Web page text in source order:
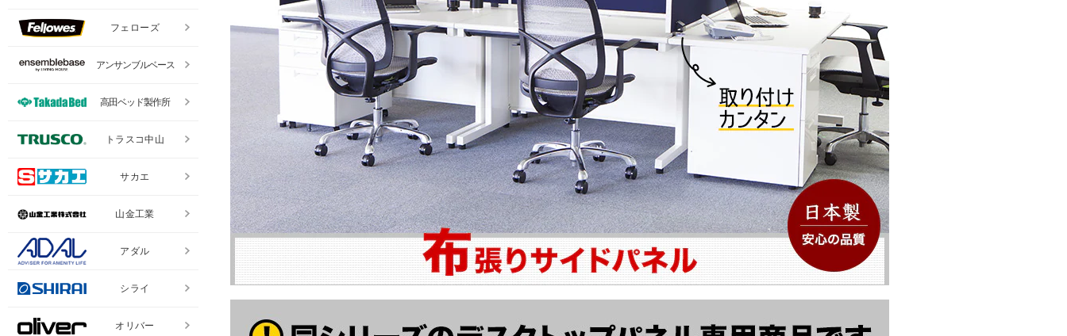
フェローズ
アンサンブルベース
高田ベッド製作所
トラスコ中山
サカエ
山金工業
アダル
シライ
オリバー